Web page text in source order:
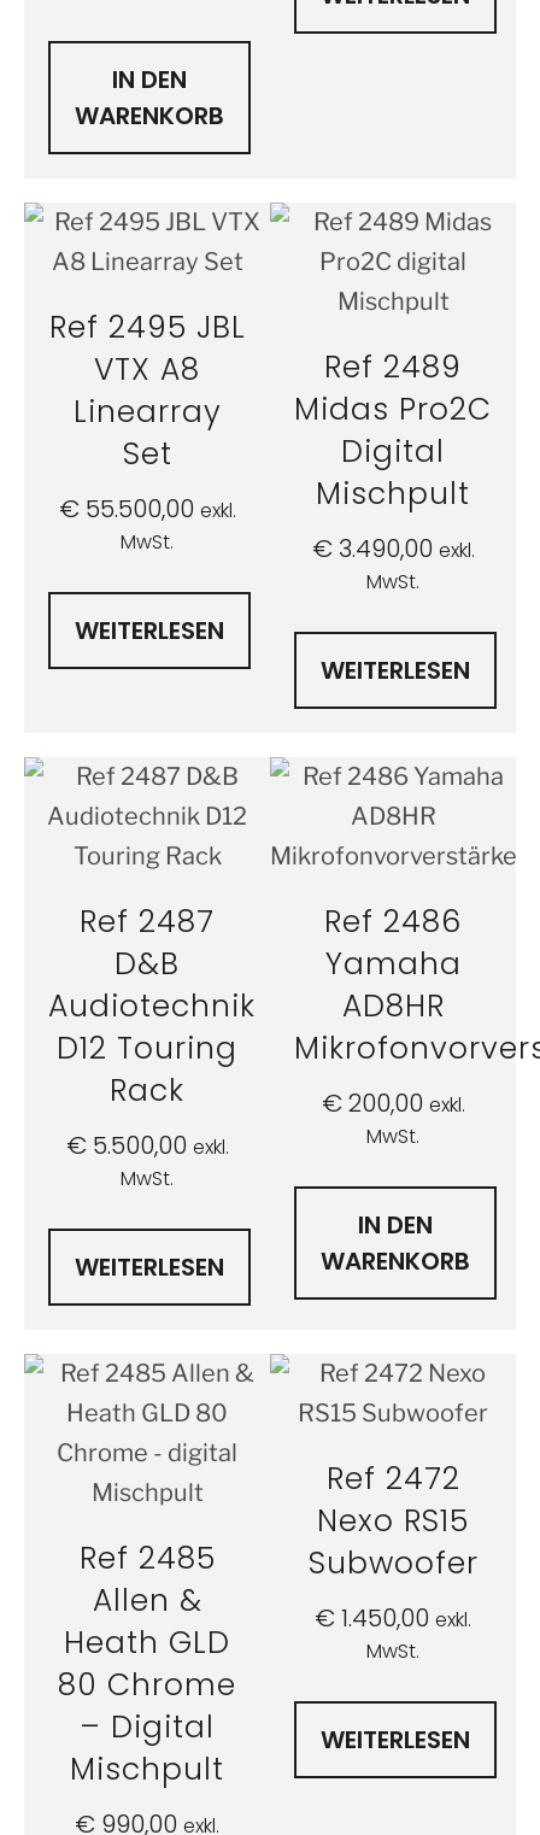
IN DEN
WARENKORB
Ref 2495 JBL
VTX A8
Linearray
Set
€55.500,00 exkl.
MwSt.
WEITERLESEN
Ref 2489
Midas Pro2C
Digital
Mischpult
€3.490,00 exkl.
MwSt.
WEITERLESEN
Ref 2487
D&B
Audiotechnik
D12 Touring
Rack
€5.500,00 exkl.
MwSt.
WEITERLESEN
Ref 2486
Yamaha
AD8HR
€200,00 exkl.
MwSt.
IN DEN
WARENKORB
Ref 2485
Allen &
Heath GLD
80 Chrome
– Digital
Mischpult
€ 990,00 exkl.
Ref 2472
Nexo RS15
Subwoofer
€1.450,00 exkl.
MwSt.
WEITERLESEN